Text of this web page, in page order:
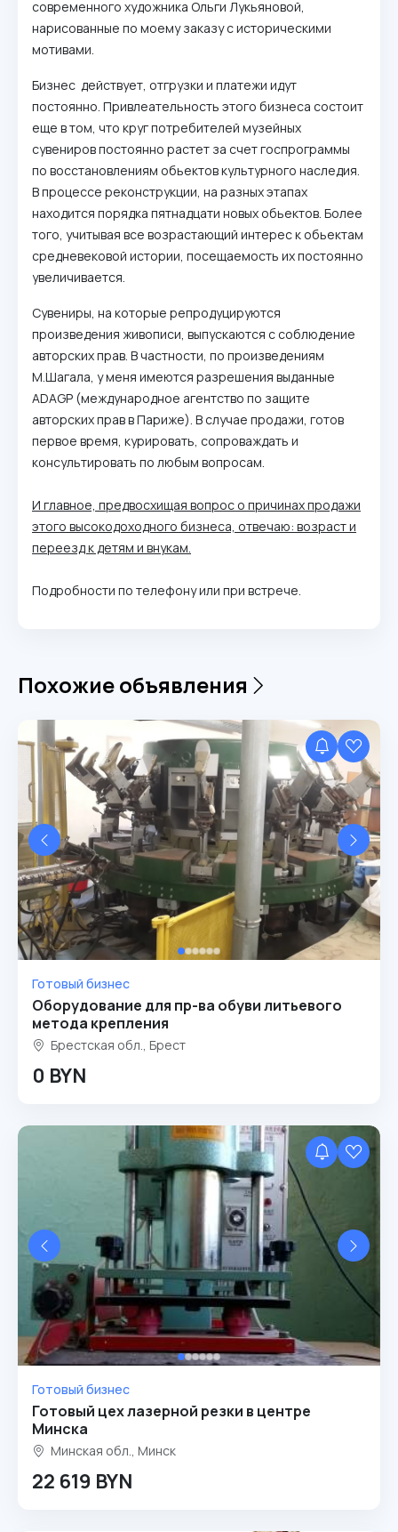
современного художника Ольги Лукьяновой,
нарисованные по моему заказу с историческими
мотивами.
Бизнес действует, отгрузки и платежи идут
постоянно. Привлеательность этого бизнеса состоит
еще в том, что круг потребителей музейных
сувениров постоянно растет за счет госпрограммы
по восстановлениям обьектов культурного наследия.
В процессе реконструкции, на разных этапах
находится порядка пятнадцати новых обьектов. Более
того, учитывая все возрастающий интерес к обьектам
средневековой истории, посещаемость их постоянно
увеличивается.
Сувениры, на которые репродуцируются
произведения живописи, выпускаются с соблюдение
авторских прав. В частности, по произведениям
М.Шагала, у меня имеются разрешения выданные
ADAGP (международное агентство по защите
авторских прав в Париже). В случае продажи, готов
первое время, курировать, сопроваждать и
консультировать по любым вопросам.
И главное, предвосхищая вопрос о причинах продажи
этого высокодоходного бизнеса, отвечаю: возраст и
переезд к детям и внукам.
Подробности по телефону или при встрече.
Похожие объявления
Готовый бизнес
Оборудование для пр-ва обуви литьевого
метода крепления
Брестская обл., Брест
0 BYN
Готовый бизнес
Готовый цех лазерной резки в центре
Минска
Минская обл., Минск
22 619 BYN